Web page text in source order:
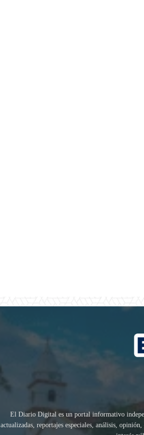
El Diario Digital es un portal informativo
actualizadas, reportajes especiales, análisis,